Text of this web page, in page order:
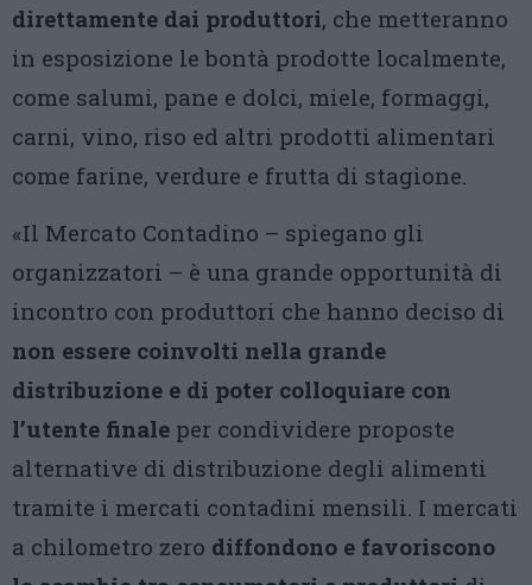
direttamente dai produttori, che metteranno
in esposizione le bontà prodotte localmente,
come salumi, pane e dolci, miele, formaggi,
carni, vino, riso ed altri prodotti alimentari
come farine, verdure e frutta di stagione.
«Il Mercato Contadino – spiegano gli
organizzatori – è una grande opportunità di
incontro con produttori che hanno deciso di
non essere coinvolti nella grande
distribuzione e di poter colloquiare con
l’utente finale per condividere proposte
alternative di distribuzione degli alimenti
tramite i mercati contadini mensili. I mercati
a chilometro zero diffondono e favoriscono